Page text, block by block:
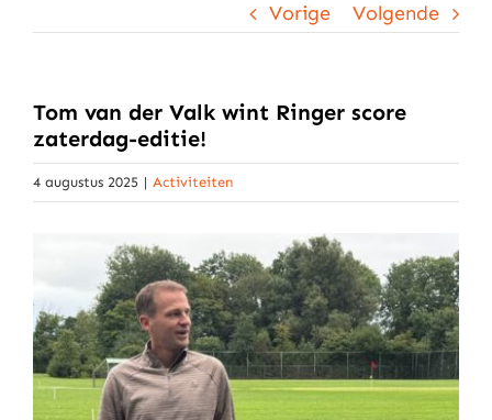
Lessen
Arrangementen
Activiteitenkalender
Cursusaanbod
Nieuws
Contact
Vorige Volgende
Tom van der Valk wint Ringer score
zaterdag-editie!
4 augustus 2025 | Activiteiten